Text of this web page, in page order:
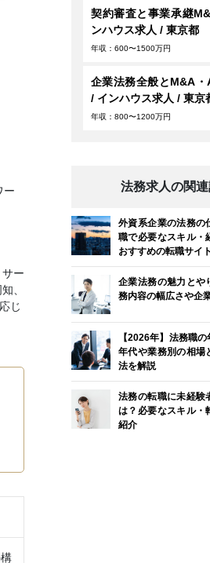
ー
ー
、
じ
契約審査と事業承継
ンハウス求人 / 東京都
年収：600〜1500万円
企業法務全般とM&A
/ インハウス求人 / 東京
年収：800〜1200万円
法務求人の関
外資系企業の法務の
職で必要なスキル・
おすすめの転職サイ
企業法務の魅力とや
務内容の幅広さや企
【2026年】法務職
年代や業務別の相場
法を解説
法務の転職に未経験
は？必要なスキル・
紹介